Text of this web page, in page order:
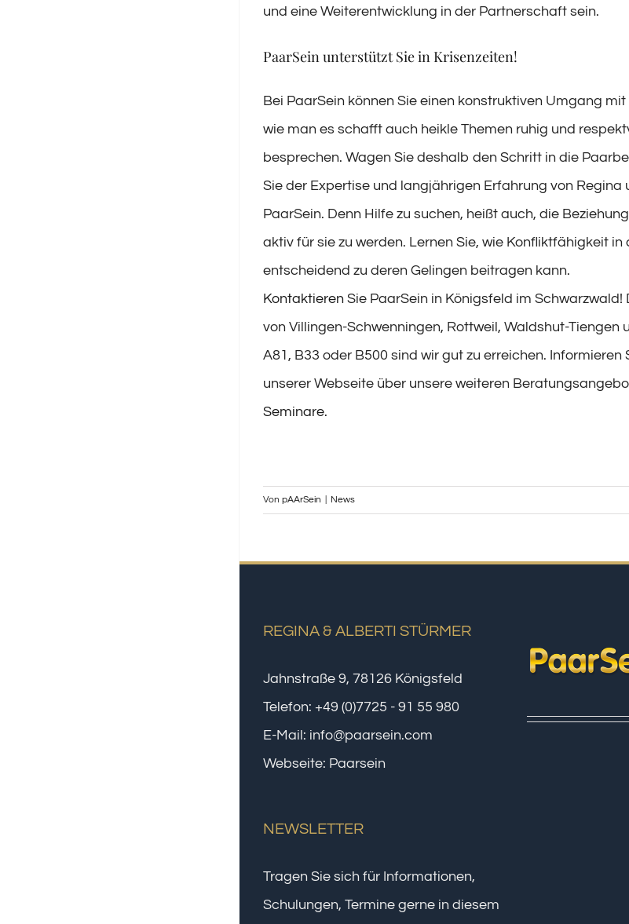
und eine Weiterentwicklung in der Partnerschaft sein.
PaarSein unterstützt Sie in Krisenzeiten!
Bei PaarSein können Sie einen konstruktiven Umgang
wie man es schafft auch heikle Themen ruhig und
besprechen. Wagen Sie deshalb den Schritt in die
Sie der Expertise und langjährigen Erfahrung von Regina
PaarSein. Denn Hilfe zu suchen, heißt auch, die
aktiv für sie zu werden. Lernen Sie, wie Konfliktfähigkeit
entscheidend zu deren Gelingen beitragen kann.
Kontaktieren Sie PaarSein in Königsfeld im Schwarzwald!
von Villingen-Schwenningen, Rottweil, Waldshut-Tiengen
A81, B33 oder B500 sind wir gut zu erreichen.
unserer Webseite über unsere weiteren
Seminare.
Von pAArSein News
REGINA & ALBERTI STÜRMER
Jahnstraße 9, 78126 Königsfeld
Telefon: +49 (0)7725 - 91 55 980
E-Mail: info@paarsein.com
Webseite: Paarsein
NEWSLETTER
Tragen Sie sich für Informationen,
Schulungen, Termine gerne in diesem